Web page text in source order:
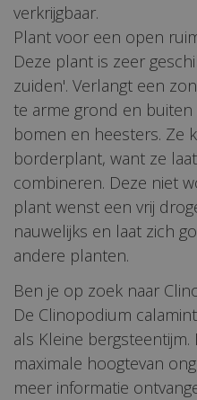
verkrijgbaar.
Plant voor een open
Deze plant is zeer
zuiden'. Verlangt een
te arme grond en
bomen en heesters. Ze
borderplant, want ze
combineren. Deze niet
plant wenst een vrij
nauwelijks en laat zich
andere planten.
Ben je op zoek naar
De Clinopodium
als Kleine bergsteentijm.
maximale hoogtevan
meer informatie